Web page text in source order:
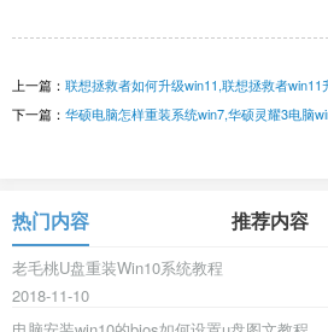
上一篇： 联想拯救者如何升级win11,联想拯救者win11
下一篇： 华硕电脑怎样重装系统win7,华硕灵耀3电脑
热门内容 推荐内容
老毛桃U盘重装Win10系统教程
2018-11-10